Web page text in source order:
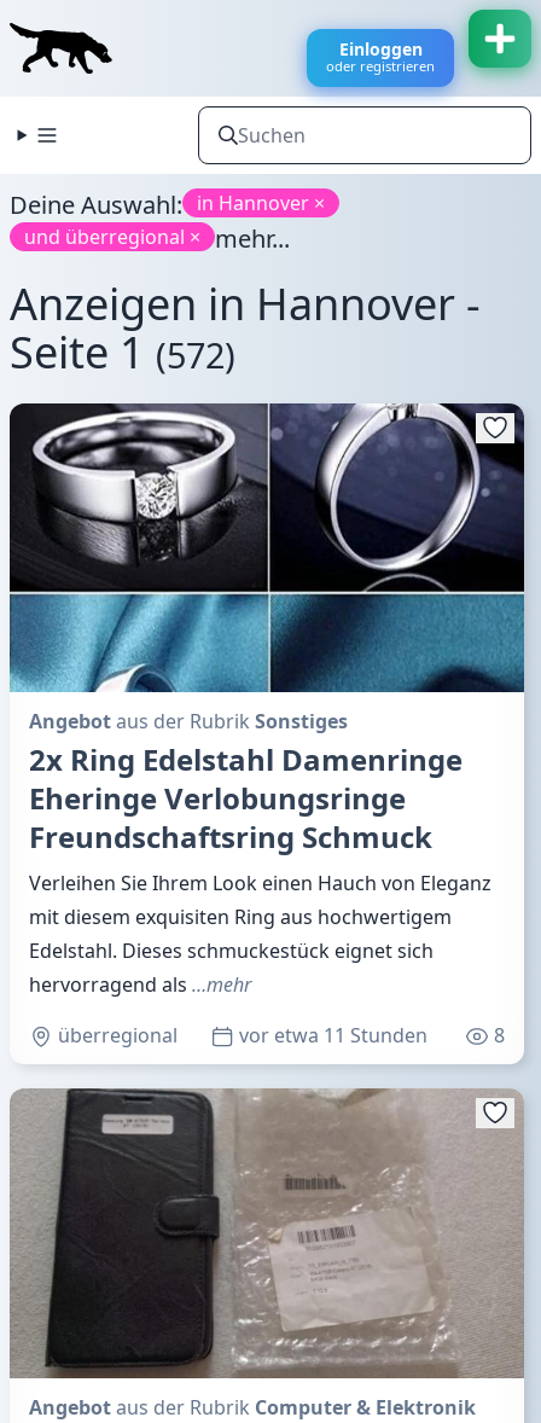
Einloggen
oder registrieren
Deine Auswahl:
in Hannover ×
und überregional ×
mehr...
Anzeigen in Hannover -
Seite 1 (572)
Angebotaus der Rubrik Sonstiges
2x Ring Edelstahl Damenringe
Eheringe Verlobungsringe
Freundschaftsring Schmuck
Verleihen Sie Ihrem Look einen Hauch von Eleganz
mit diesem exquisiten Ring aus hochwertigem
Edelstahl. Dieses schmuckestück eignet sich
hervorragend als …mehr
überregional
vor etwa 11 Stunden 8
Angebotaus der Rubrik Computer & Elektronik